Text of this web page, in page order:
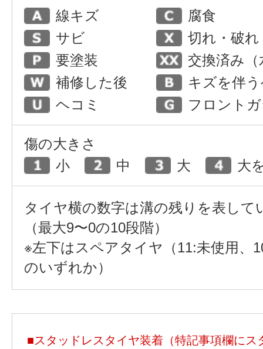
線キズ
腐食
サビ
切れ・破
要塗装
交換済み
補修した後
キズを伴
ヘコミ
フロント
傷の大きさ
小
中 大 大
タイヤ横の数字は溝の残りを表して
（最大9〜0の10段階）
※左下はスペアタイヤ（11:未使用、
のいずれか）
■スタッドレスタイヤ装着（特記事項欄にス